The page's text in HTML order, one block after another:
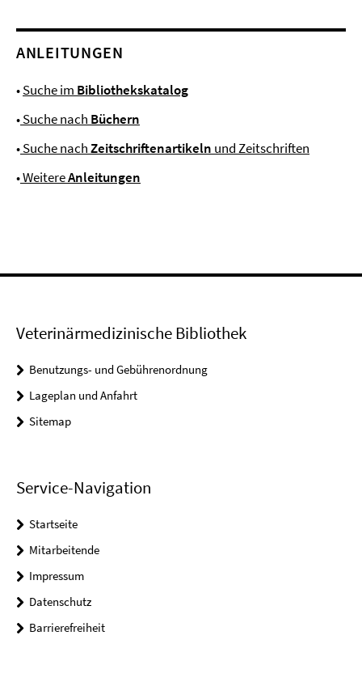
ANLEITUNGEN
•Suche im Bibliothekskatalog
•Suche nach Büchern
•Suche nachZeitschriftenartikeln und Zeitschriften
•WeitereAnleitungen
Veterinärmedizinische Bibliothek
Benutzungs- und Gebührenordnung
Lageplan und Anfahrt
Sitemap
Service-Navigation
Startseite
Mitarbeitende
Impressum
Datenschutz
Barrierefreiheit